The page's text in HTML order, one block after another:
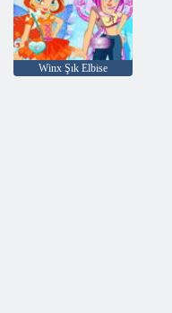
Winx Şık Elbise